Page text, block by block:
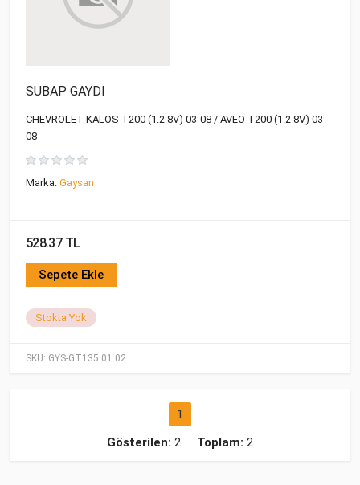
SKU: GYS-GT135.01.02
SUBAP GAYDI
CHEVROLET KALOS T200 (1.2 8V) 03-08 / AVEO T200 (1.2 8V) 03-
08
Marka: Gaysan
528.37 TL
Sepete Ekle
Stokta Yok
1
Gösterilen: 2 Toplam: 2